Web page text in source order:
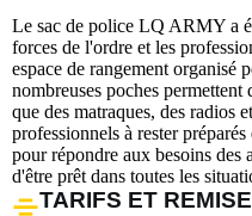
Le sac de police LQ ARMY a
forces de l'ordre et les
espace de rangement organisé
nombreuses poches
que des matraques, des radios
professionnels à rester
pour répondre aux besoins des
d'être prêt dans toutes les
TARIFS ET